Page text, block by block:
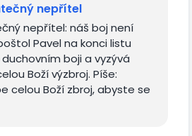
nepřítel
nepřítel: náš boj není
Pavel na konci listu
boji a vyzývá
Boží výzbroj. Píše:
celou Boží zbroj, abyste se